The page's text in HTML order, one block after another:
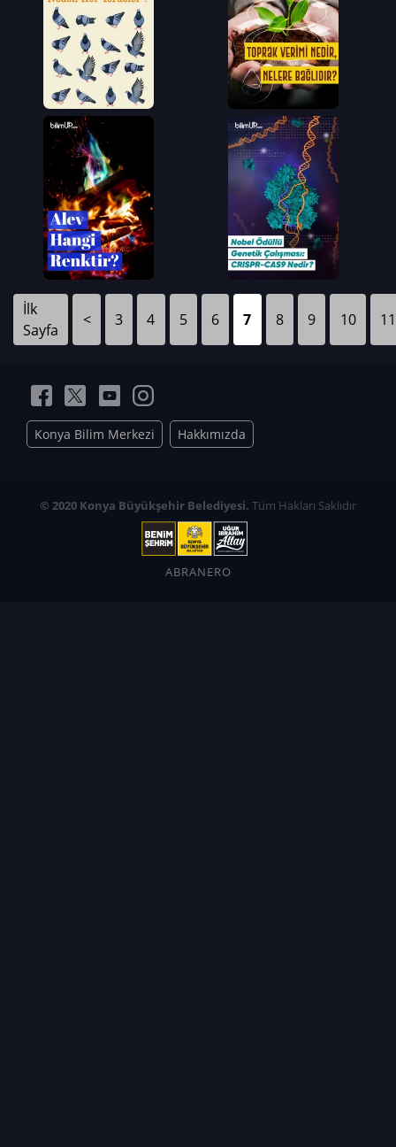
İlk
Sayfa
< 3 4 5 6 7 8 9 10 11
Konya Bilim Merkezi Hakkımızda
© 2020 Konya Büyükşehir Belediyesi. Tüm Hakları Saklıdır
ABRANERO